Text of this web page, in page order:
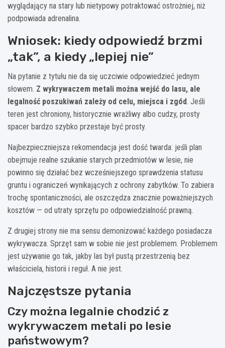
wyglądający na stary lub nietypowy potraktować ostrożniej, niż
podpowiada adrenalina.
Wniosek: kiedy odpowiedź brzmi
„tak”, a kiedy „lepiej nie”
Na pytanie z tytułu nie da się uczciwie odpowiedzieć jednym
słowem. Z wykrywaczem metali można wejść do lasu, ale
legalność poszukiwań zależy od celu, miejsca i zgód. Jeśli
teren jest chroniony, historycznie wrażliwy albo cudzy, prosty
spacer bardzo szybko przestaje być prosty.
Najbezpieczniejsza rekomendacja jest dość twarda: jeśli plan
obejmuje realne szukanie starych przedmiotów w lesie, nie
powinno się działać bez wcześniejszego sprawdzenia statusu
gruntu i ograniczeń wynikających z ochrony zabytków. To zabiera
trochę spontaniczności, ale oszczędza znacznie poważniejszych
kosztów — od utraty sprzętu po odpowiedzialność prawną.
Z drugiej strony nie ma sensu demonizować każdego posiadacza
wykrywacza. Sprzęt sam w sobie nie jest problemem. Problemem
jest używanie go tak, jakby las był pustą przestrzenią bez
właściciela, historii i reguł. A nie jest.
Najczęstsze pytania
Czy można legalnie chodzić z
wykrywaczem metali po lesie
państwowym?